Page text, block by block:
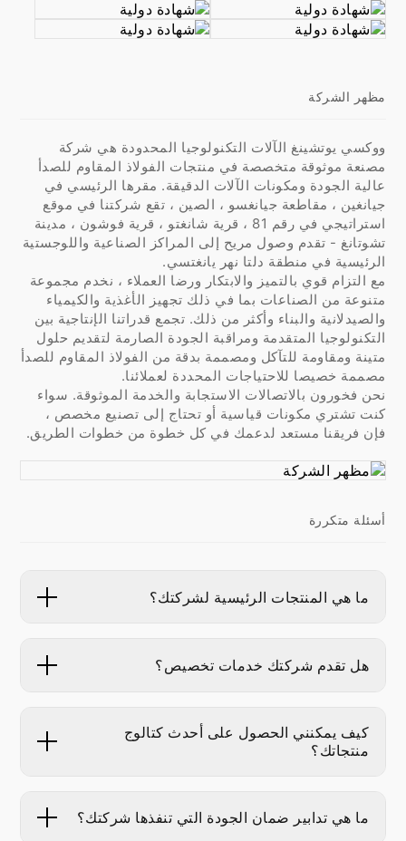
مظهر الشركة
ووكسي يوتشينغ الآلات التكنولوجيا المحدودة هي شركة
مصنعة موثوقة متخصصة في منتجات الفولاذ المقاوم للصدأ
عالية الجودة ومكونات الآلات الدقيقة. مقرها الرئيسي في
جيانغين ، مقاطعة جيانغسو ، الصين ، تقع شركتنا في موقع
استراتيجي في رقم 81 ، قرية شانغتو ، قرية فوشون ، مدينة
تشوتانغ - تقدم وصول مريح إلى المراكز الصناعية واللوجستية
الرئيسية في منطقة دلتا نهر يانغتسي.
مع التزام قوي بالتميز والابتكار ورضا العملاء ، نخدم مجموعة
متنوعة من الصناعات بما في ذلك تجهيز الأغذية والكيمياء
والصيدلانية والبناء وأكثر من ذلك. تجمع قدراتنا الإنتاجية بين
التكنولوجيا المتقدمة ومراقبة الجودة الصارمة لتقديم حلول
متينة ومقاومة للتآكل ومصممة بدقة من الفولاذ المقاوم للصدأ
مصممة خصيصا للاحتياجات المحددة لعملائنا.
نحن فخورون بالاتصالات الاستجابة والخدمة الموثوقة. سواء
كنت تشتري مكونات قياسية أو تحتاج إلى تصنيع مخصص ،
فإن فريقنا مستعد لدعمك في كل خطوة من خطوات الطريق.
أسئلة متكررة
ما هي المنتجات الرئيسية لشركتك؟
هل تقدم شركتك خدمات تخصيص؟
كيف يمكنني الحصول على أحدث كتالوج
منتجاتك؟
ما هي تدابير ضمان الجودة التي تنفذها شركتك؟